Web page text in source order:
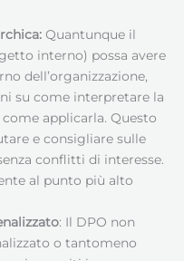
Quantunque il
interno) possa avere
dell’organizzazione,
su come interpretare la
applicarla. Questo
e consigliare sulle
conflitti di interesse.
al punto più alto
: Il DPO non
o tantomeno